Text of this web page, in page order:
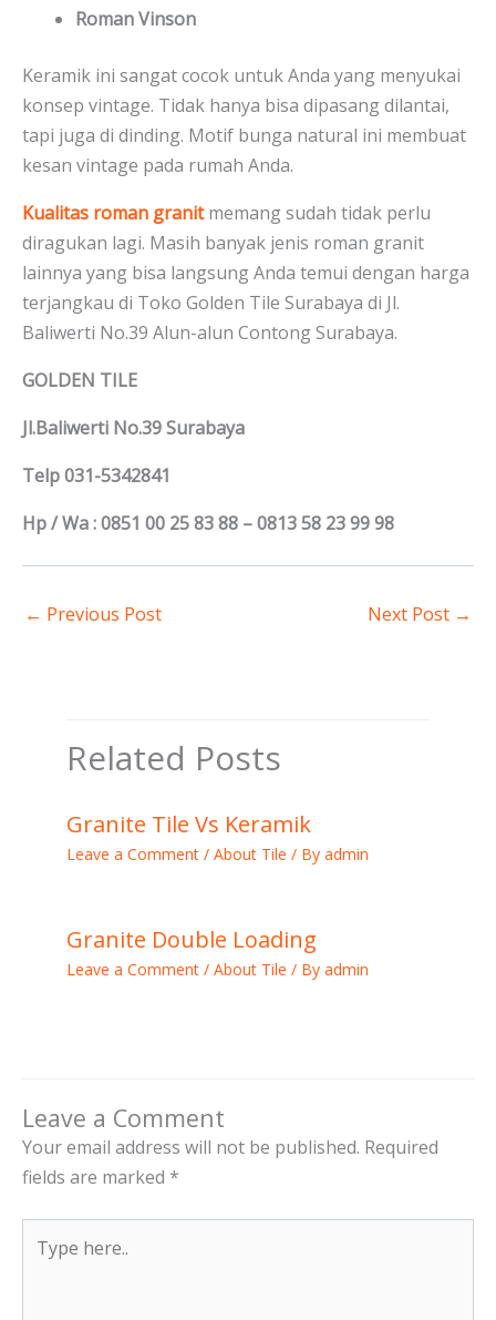
Roman Vinson
Keramik ini sangat cocok untuk Anda yang menyukai
konsep vintage. Tidak hanya bisa dipasang dilantai,
tapi juga di dinding. Motif bunga natural ini membuat
kesan vintage pada rumah Anda.
Kualitas roman granitmemang sudah tidak perlu
diragukan lagi. Masih banyak jenis roman granit
lainnya yang bisa langsung Anda temui dengan harga
terjangkau di Toko Golden Tile Surabaya di Jl.
Baliwerti No.39 Alun-alun Contong Surabaya.
GOLDEN TILE
Jl.Baliwerti No.39 Surabaya
Telp 031-5342841
Hp / Wa : 0851 00 25 83 88 – 0813 58 23 99 98
← Previous Post Next Post →
Related Posts
Granite Tile Vs Keramik
Leave a Comment / About Tile / By admin
Granite Double Loading
Leave a Comment / About Tile / By admin
Leave a Comment
Your email address will not be published. Required
fields are marked *
here..